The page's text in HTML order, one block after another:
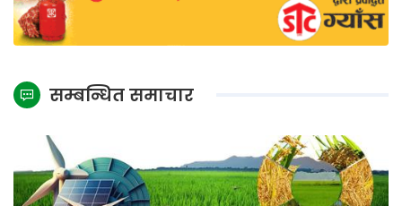
सम्बन्धित समाचार